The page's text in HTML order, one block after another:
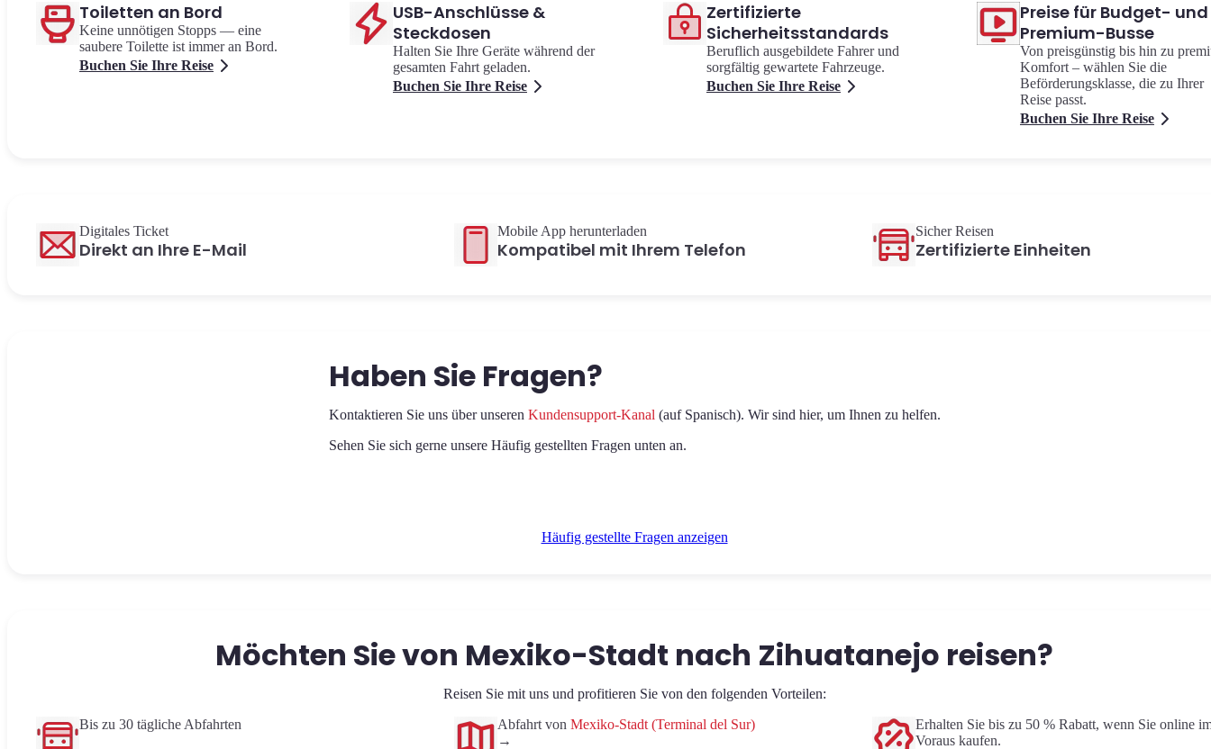
Toiletten an Bord
Keine unnötigen Stopps — eine
saubere Toilette ist immer an Bord.
Buchen Sie Ihre Reise
USB-Anschlüsse &
Steckdosen
Halten Sie Ihre Geräte während der
gesamten Fahrt geladen.
Buchen Sie Ihre Reise
Zertifizierte
Sicherheitsstandards
Beruflich ausgebildete Fahrer und
sorgfältig gewartete Fahrzeuge.
Buchen Sie Ihre Reise
Preise für Budget- und
Premium-Busse
Von preisgünstig bis hin zu
Komfort – wählen Sie die
Beförderungsklasse, die zu Ihrer
Reise passt.
Buchen Sie Ihre Reise
Digitales Ticket
Direkt an Ihre E-Mail
Mobile App herunterladen
Kompatibel mit Ihrem Telefon
Sicher Reisen
Zertifizierte Einheiten
Haben Sie Fragen?
Kontaktieren Sie uns über unseren Kundensupport-Kanal (auf Spanisch). Wir sind hier, um Ihnen zu helfen.
Sehen Sie sich gerne unsere Häufig gestellten Fragen unten an.
Häufig gestellte Fragen anzeigen
Möchten Sie von Mexiko-Stadt nach Zihuatanejo reisen?
Reisen Sie mit uns und profitieren Sie von den folgenden Vorteilen:
Bis zu 30 tägliche Abfahrten
Abfahrt von Mexiko-Stadt (Terminal del Sur)
→
Erhalten Sie bis zu 50 % Rabatt, wenn Sie online
Voraus kaufen.